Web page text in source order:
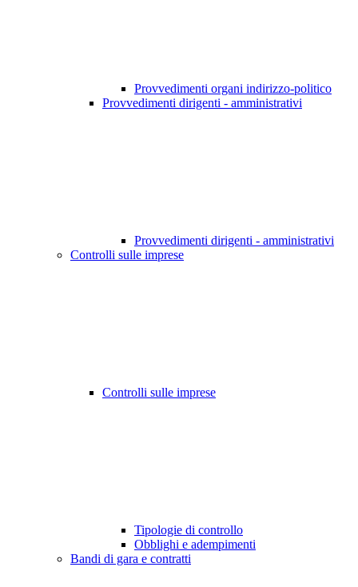
Provvedimenti organi indirizzo-politico
Provvedimenti dirigenti - amministrativi
Provvedimenti dirigenti - amministrativi
Controlli sulle imprese
Controlli sulle imprese
Tipologie di controllo
Obblighi e adempimenti
Bandi di gara e contratti